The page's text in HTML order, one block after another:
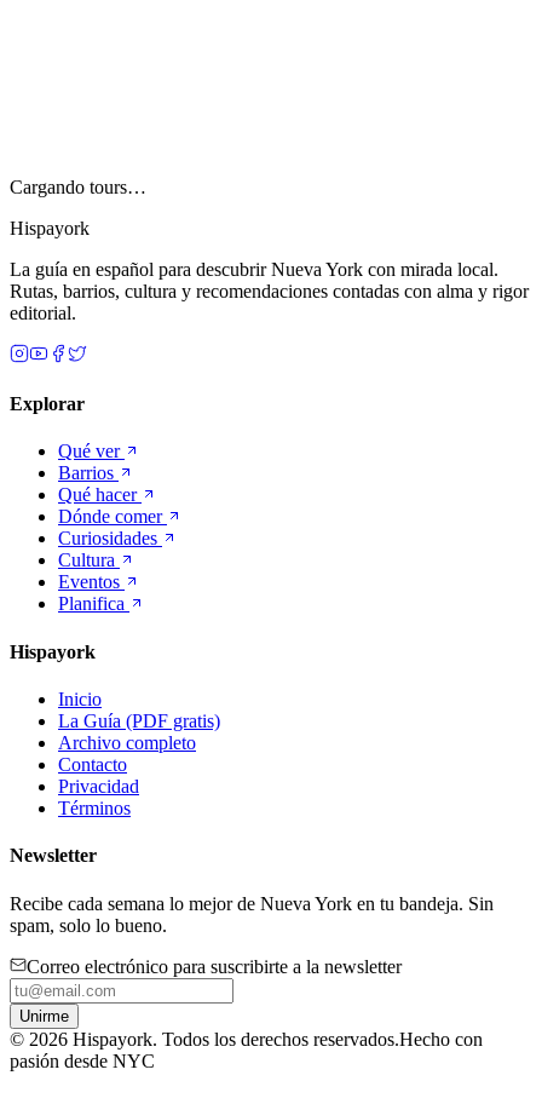
Cargando tours…
Hispayork
La guía en español para descubrir Nueva York con mirada local.
Rutas, barrios, cultura y recomendaciones contadas con alma y rigor
editorial.
Explorar
Qué ver
Barrios
Qué hacer
Dónde comer
Curiosidades
Cultura
Eventos
Planifica
Hispayork
Inicio
La Guía (PDF gratis)
Archivo completo
Contacto
Privacidad
Términos
Newsletter
Recibe cada semana lo mejor de Nueva York en tu bandeja. Sin
spam, solo lo bueno.
Correo electrónico para suscribirte a la newsletter
Unirme
© 2026 Hispayork. Todos los derechos reservados.Hecho con
pasión desde NYC